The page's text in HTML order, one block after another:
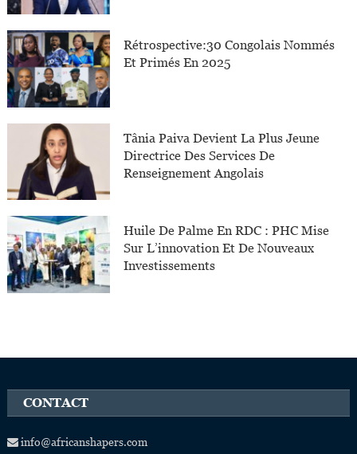
Rétrospective:30 Congolais Nommés
Et Primés En 2025
Tânia Paiva Devient La Plus Jeune
Directrice Des Services De
Renseignement Angolais
Huile De Palme En RDC : PHC Mise
Sur L’innovation Et De Nouveaux
Investissements
CONTACT
info@africanshapers.com